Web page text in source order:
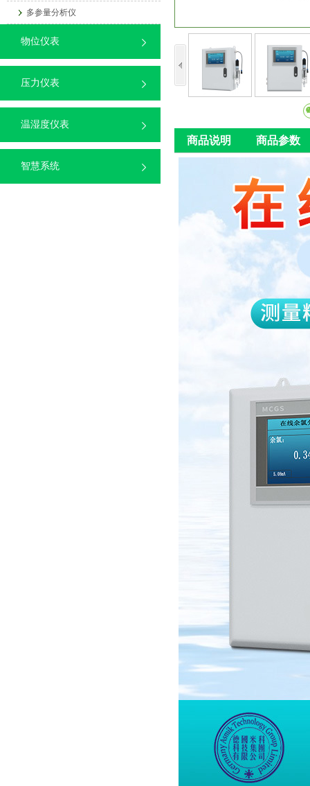
多参量分析仪
物位仪表
压力仪表
温湿度仪表
智慧系统
商品说明 商品参数